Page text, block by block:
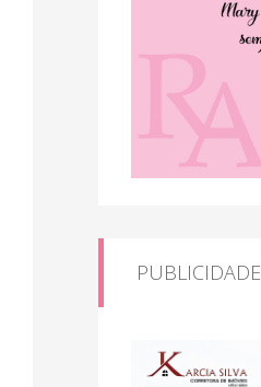
PUBLICIDADE